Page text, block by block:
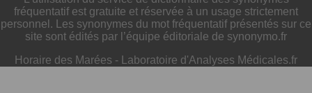
fréquentatif est gratuite et réservée à un usage strictement
personnel. Les synonymes du mot fréquentatif présentés sur ce
site sont édités par l’équipe éditoriale de synonymo.fr
Horaire des Marées - Laboratoire d'Analyses Médicales.fr